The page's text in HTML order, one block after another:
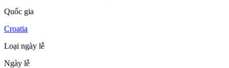
Quốc gia
Croatia
Loại ngày lễ
Ngày lễ